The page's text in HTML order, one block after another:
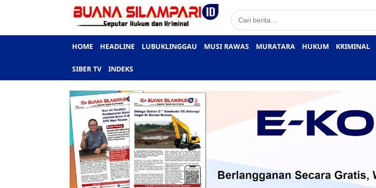
HOME HEADLINE LUBUKLINGGAU MUSI RAWAS MURATARA HUKUM KRIMINAL
SIBER TV INDEKS